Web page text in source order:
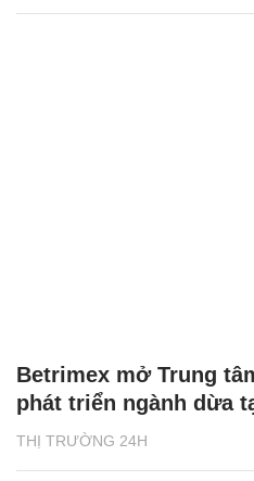
THỊ TRƯỜNG 24H
Betrimex mở Trung
phát triển ngành dừa